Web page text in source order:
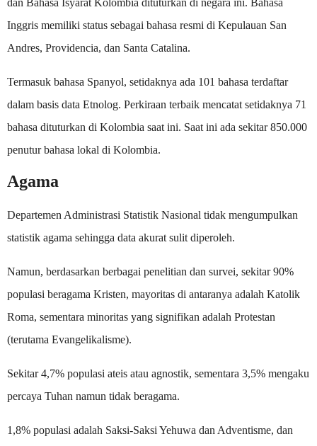
dan Bahasa Isyarat Kolombia dituturkan di negara ini. Bahasa
Inggris memiliki status sebagai bahasa resmi di Kepulauan San
Andres, Providencia, dan Santa Catalina.
Termasuk bahasa Spanyol, setidaknya ada 101 bahasa terdaftar
dalam basis data Etnolog. Perkiraan terbaik mencatat setidaknya 71
bahasa dituturkan di Kolombia saat ini. Saat ini ada sekitar 850.000
penutur bahasa lokal di Kolombia.
Agama
Departemen Administrasi Statistik Nasional tidak mengumpulkan
statistik agama sehingga data akurat sulit diperoleh.
Namun, berdasarkan berbagai penelitian dan survei, sekitar 90%
populasi beragama Kristen, mayoritas di antaranya adalah Katolik
Roma, sementara minoritas yang signifikan adalah Protestan
(terutama Evangelikalisme).
Sekitar 4,7% populasi ateis atau agnostik, sementara 3,5% mengaku
percaya Tuhan namun tidak beragama.
1,8% populasi adalah Saksi-Saksi Yehuwa dan Adventisme, dan